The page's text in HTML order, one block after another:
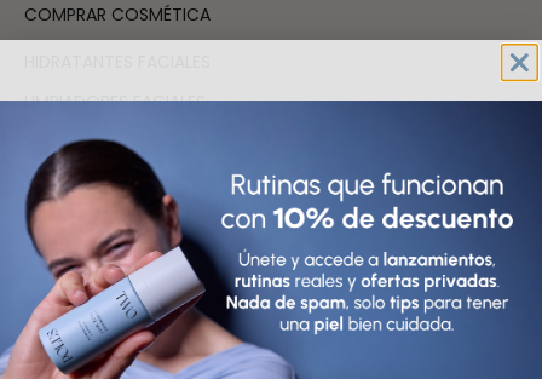
COMPRAR COSMÉTICA
LIMPIADORES FACIALES
SÉRUMS FACIALES
TÓNICOS Y EXFOLIANTES FACIALES
FAQs
España (EUR €)